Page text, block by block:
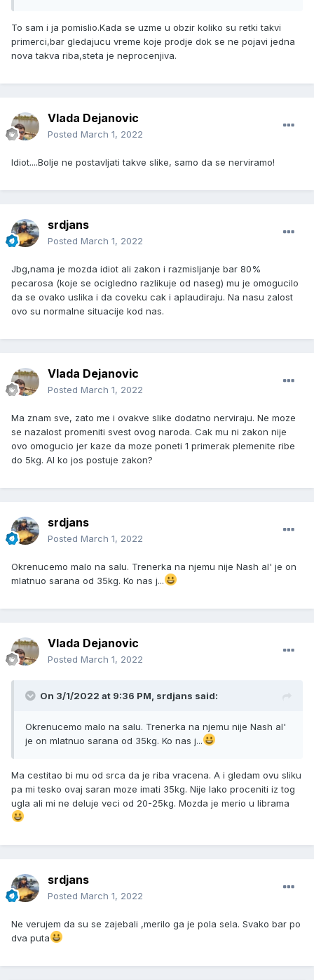
To sam i ja pomislio.Kada se uzme u obzir koliko su retki takvi
primerci,bar gledajucu vreme koje prodje dok se ne pojavi jedna
nova takva riba,steta je neprocenjiva.
Vlada Dejanovic
Posted March 1, 2022
Idiot....Bolje ne postavljati takve slike, samo da se nerviramo!
srdjans
Posted March 1, 2022
Jbg,nama je mozda idiot ali zakon i razmisljanje bar 80%
pecarosa (koje se ocigledno razlikuje od naseg) mu je omogucilo
da se ovako uslika i da coveku cak i aplaudiraju. Na nasu zalost
ovo su normalne situacije kod nas.
Vlada Dejanovic
Posted March 1, 2022
Ma znam sve, zato me i ovakve slike dodatno nerviraju. Ne moze
se nazalost promeniti svest ovog naroda. Cak mu ni zakon nije
ovo omogucio jer kaze da moze poneti 1 primerak plemenite ribe
do 5kg. Al ko jos postuje zakon?
srdjans
Posted March 1, 2022
Okrenucemo malo na salu. Trenerka na njemu nije Nash al' je on
mlatnuo sarana od 35kg. Ko nas j...
Vlada Dejanovic
Posted March 1, 2022
On 3/1/2022 at 9:36 PM, srdjans said:
Okrenucemo malo na salu. Trenerka na njemu nije Nash al'
je on mlatnuo sarana od 35kg. Ko nas j...
Ma cestitao bi mu od srca da je riba vracena. A i gledam ovu sliku
pa mi tesko ovaj saran moze imati 35kg. Nije lako proceniti iz tog
ugla ali mi ne deluje veci od 20-25kg. Mozda je merio u librama
srdjans
Posted March 1, 2022
Ne verujem da su se zajebali ,merilo ga je pola sela. Svako bar po
dva puta